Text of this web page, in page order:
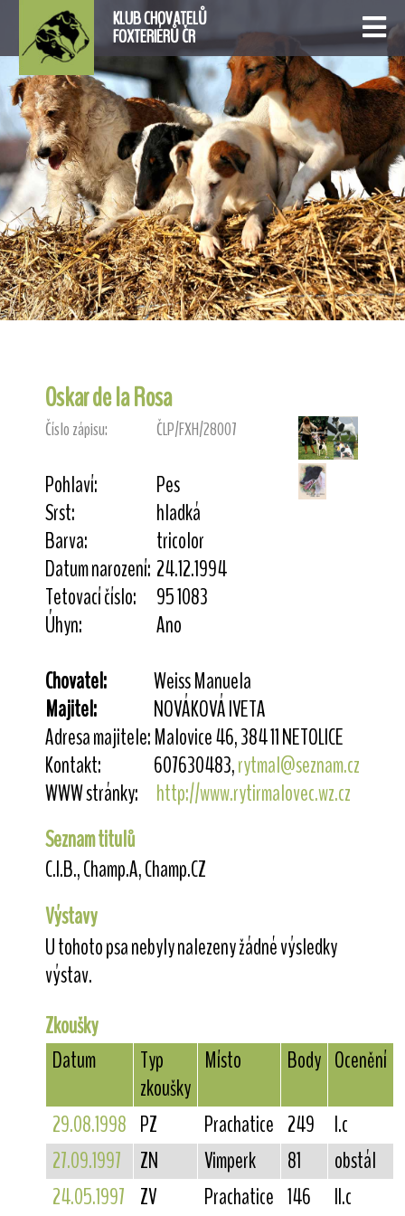
KLUB CHOVATELŮ
FOXTERIÉRŮ ČR
Oskar de la Rosa
Číslo zápisu: ČLP/FXH/28007
Pohlaví:
Pes
Srst:
hladká
Barva:
tricolor
Datum narození: 24.12.1994
Tetovací číslo:
95 1083
Úhyn:
Ano
Chovatel:
Weiss Manuela
Majitel:
NOVÁKOVÁ IVETA
Adresa majitele:Malovice 46, 384 11 NETOLICE
Kontakt:
607630483,rytmal@seznam.cz
WWW stránky:
http://www.rytirmalovec.wz.cz
Seznam titulů
C.I.B., Champ.A, Champ.CZ
Výstavy
U tohoto psa nebyly nalezeny žádné výsledky
výstav.
Zkoušky
Datum
Typ
zkoušky
Místo Body Ocenění
29.08.1998 PZ Prachatice 249
I.c
27.09.1997
ZN Vimperk 81
obstál
24.05.1997 ZV Prachatice 146
II.c